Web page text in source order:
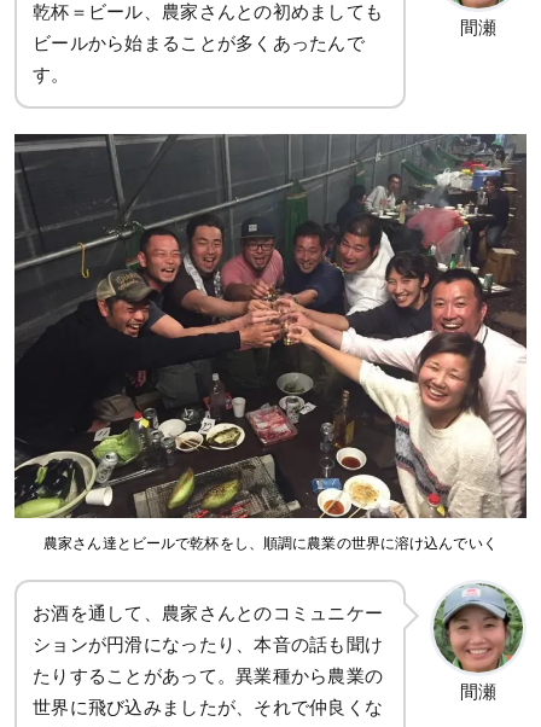
乾杯＝ビール、農家さんとの初めましても
ビールから始まることが多くあったんで
す。
間瀬
農家さん達とビールで乾杯をし、順調に農業の世界に溶け込んでいく
お酒を通して、農家さんとのコミュニケー
ションが円滑になったり、本音の話も聞け
たりすることがあって。異業種から農業の
世界に飛び込みましたが、それで仲良くな
間瀬